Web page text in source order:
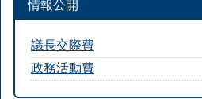
情報公開
議長交際費
政務活動費